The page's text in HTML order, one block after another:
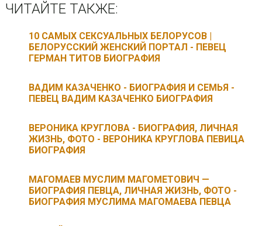
ЧИТАЙТЕ ТАКЖЕ:
10 САМЫХ СЕКСУАЛЬНЫХ БЕЛОРУСОВ |
БЕЛОРУССКИЙ ЖЕНСКИЙ ПОРТАЛ - ПЕВЕЦ
ГЕРМАН ТИТОВ БИОГРАФИЯ
ВАДИМ КАЗАЧЕНКО - БИОГРАФИЯ И СЕМЬЯ -
ПЕВЕЦ ВАДИМ КАЗАЧЕНКО БИОГРАФИЯ
ВЕРОНИКА КРУГЛОВА - БИОГРАФИЯ, ЛИЧНАЯ
ЖИЗНЬ, ФОТО - ВЕРОНИКА КРУГЛОВА ПЕВИЦА
БИОГРАФИЯ
МАГОМАЕВ МУСЛИМ МАГОМЕТОВИЧ —
БИОГРАФИЯ ПЕВЦА, ЛИЧНАЯ ЖИЗНЬ, ФОТО -
БИОГРАФИЯ МУСЛИМА МАГОМАЕВА ПЕВЦА